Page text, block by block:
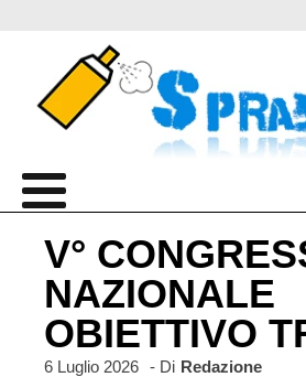
V°
NAZIONALE
OBIETTIVO
6 Luglio 2026 - Di Redazione